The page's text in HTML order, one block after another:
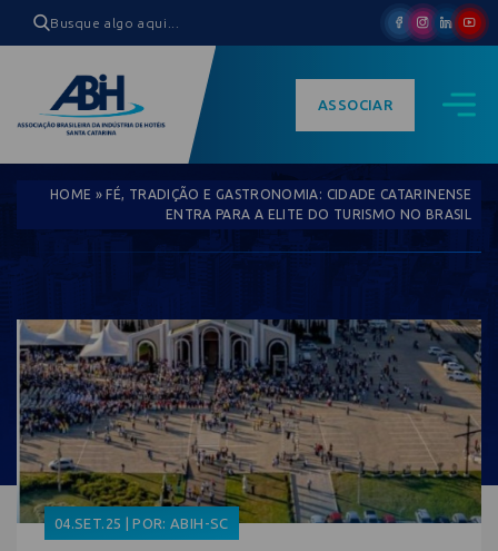
ASSOCIAR
HOME »FÉ, TRADIÇÃO E GASTRONOMIA: CIDADE CATARINENSE
ENTRA PARA A ELITE DO TURISMO NO BRASIL
04.SET.25 | POR: ABIH-SC